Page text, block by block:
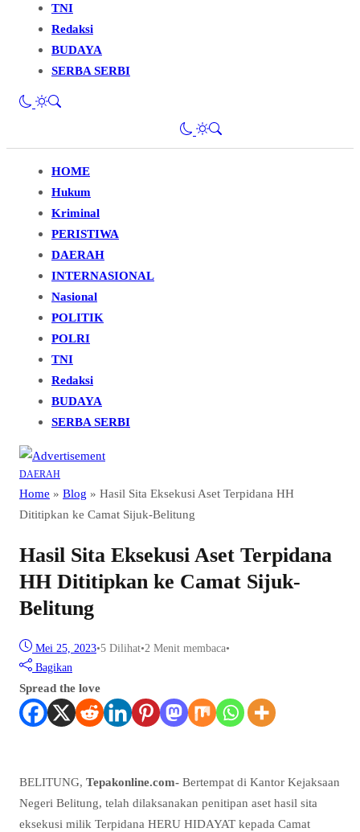
TNI
Redaksi
BUDAYA
SERBA SERBI
HOME
Hukum
Kriminal
PERISTIWA
DAERAH
INTERNASIONAL
Nasional
POLITIK
POLRI
TNI
Redaksi
BUDAYA
SERBA SERBI
DAERAH
Home » Blog » Hasil Sita Eksekusi Aset Terpidana HH
Dititipkan ke Camat Sijuk-Belitung
Hasil Sita Eksekusi Aset Terpidana
HH Dititipkan ke Camat Sijuk-
Belitung
Mei 25, 2023•5 Dilihat•2 Menit membaca•
Bagikan
Spread the love
BELITUNG, Tepakonline.com- Bertempat di Kantor Kejaksaan
Negeri Belitung, telah dilaksanakan penitipan aset hasil sita
eksekusi milik Terpidana HERU HIDAYAT kepada Camat